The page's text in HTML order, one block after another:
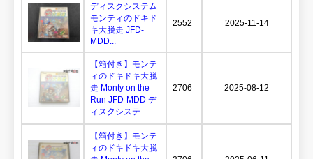
ディスクシステム
モンティのドキド
キ大脱走 JFD-
MDD...
2552 2025-11-14
【箱付き】モンテ
ィのドキドキ大脱
走 Monty on the
Run JFD-MDD デ
ィスクシステ...
2706 2025-08-12
【箱付き】モンテ
ィのドキドキ大脱